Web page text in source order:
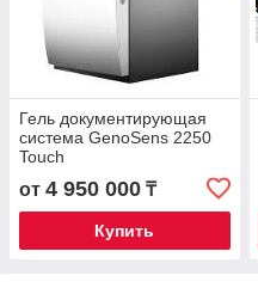
Гель документирующая
система GenoSens 2250
Touch
от 4 950 000 ₸
Купить